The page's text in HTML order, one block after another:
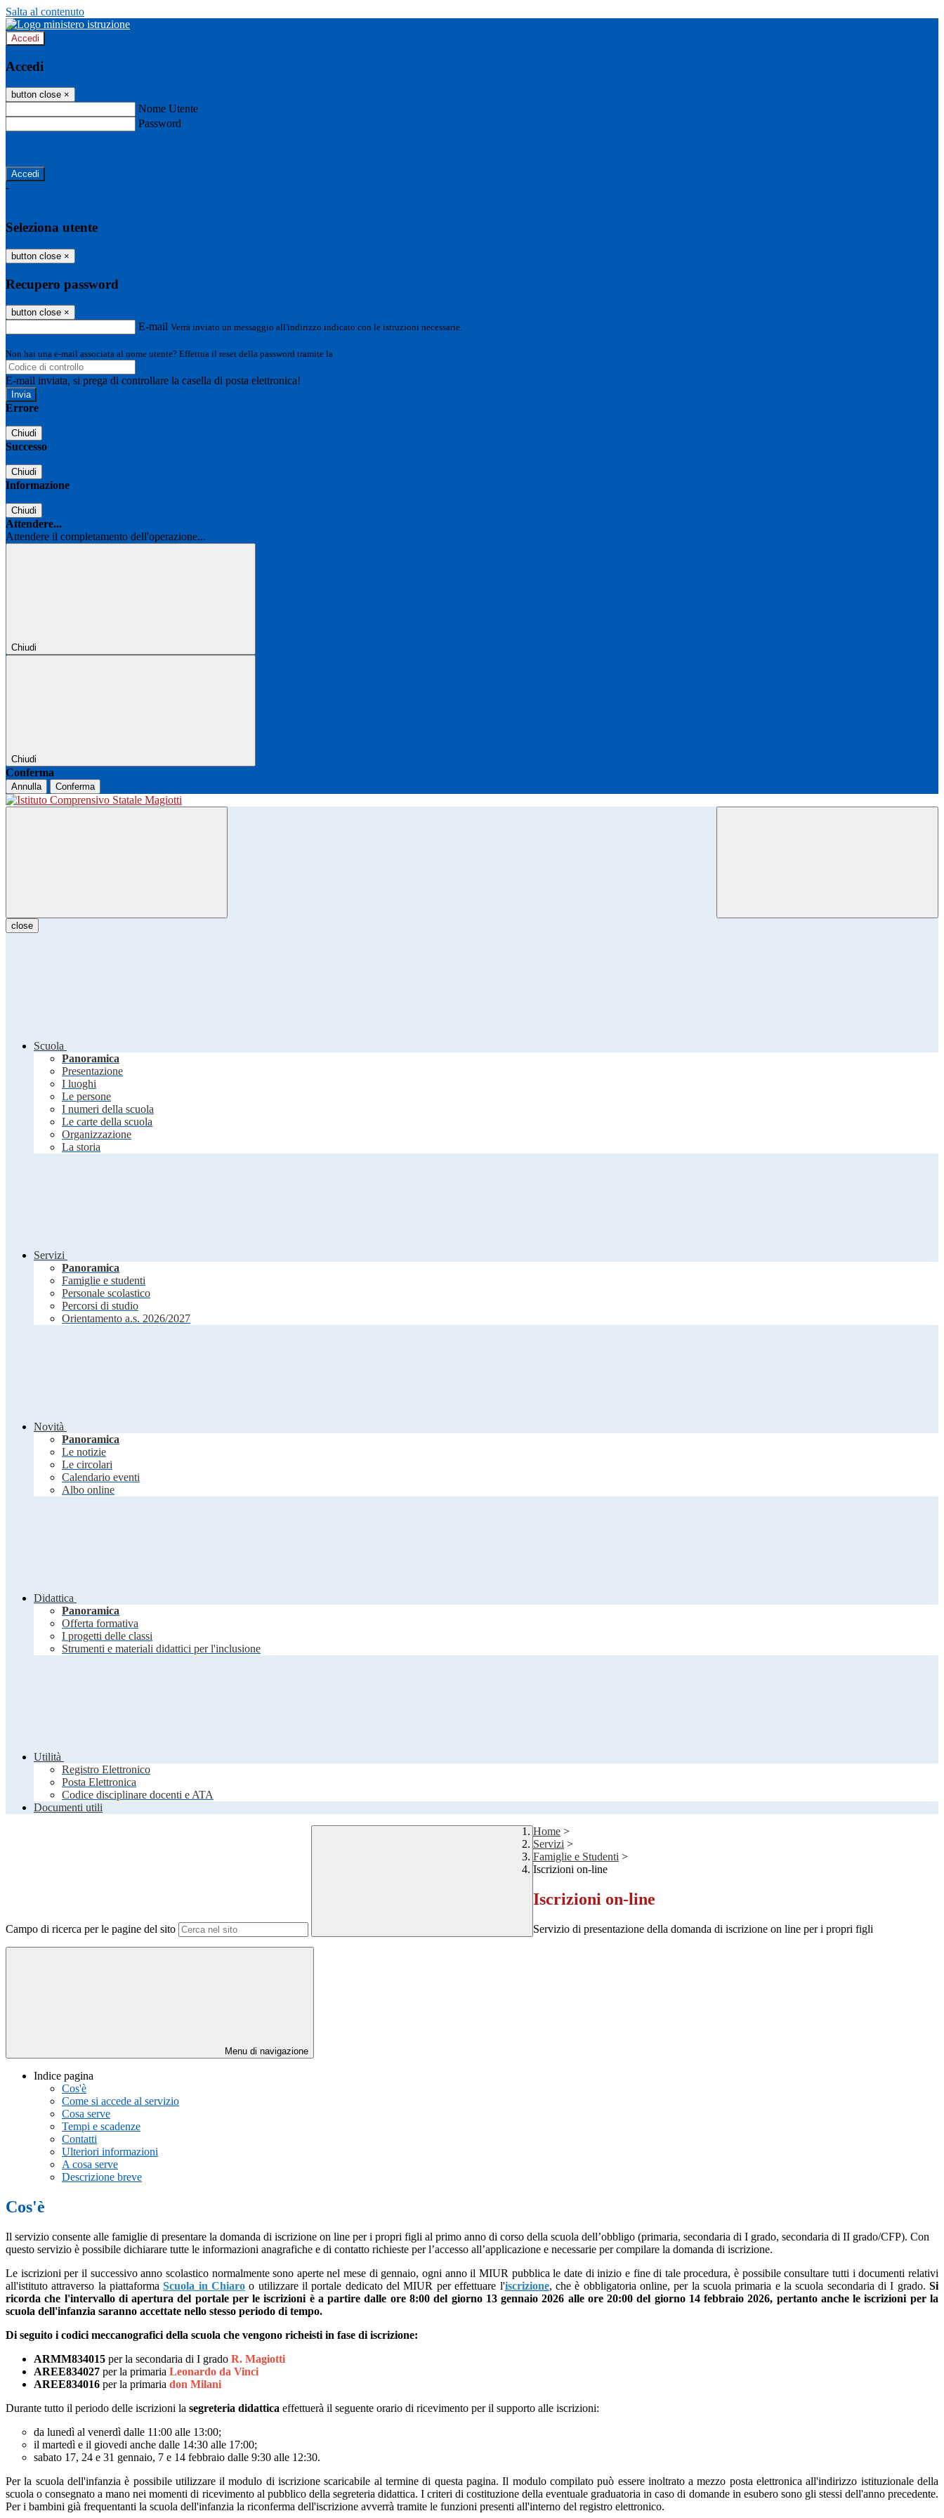
Salta al contenuto
Accedi
Accedi
button close ×
Nome Utente
Password
-
Seleziona utente
button close ×
Recupero password
button close ×
E-mail Verrà inviato un messaggio all'indirizzo indicato con le istruzioni necessarie.
Non hai una e-mail associata al nome utente? Effettua il reset della password tramite la
E-mail inviata, si prega di controllare la casella di posta elettronica!
Errore
Chiudi
Successo
Chiudi
Informazione
Chiudi
Attendere...
Attendere il completamento dell'operazione...
Chiudi
Chiudi
Conferma
Annulla Conferma
close
Scuola
Panoramica
Presentazione
I luoghi
Le persone
I numeri della scuola
Le carte della scuola
Organizzazione
La storia
Servizi
Panoramica
Famiglie e studenti
Personale scolastico
Percorsi di studio
Orientamento a.s. 2026/2027
Novità
Panoramica
Le notizie
Le circolari
Calendario eventi
Albo online
Didattica
Panoramica
Offerta formativa
I progetti delle classi
Strumenti e materiali didattici per l'inclusione
Utilità
Registro Elettronico
Posta Elettronica
Codice disciplinare docenti e ATA
Documenti utili
Campo di ricerca per le pagine del sito
Home >
Servizi >
Famiglie e Studenti >
Iscrizioni on-line
Iscrizioni on-line
Servizio di presentazione della domanda di iscrizione on line per i propri figli
Menu di navigazione
Indice pagina
Cos'è
Come si accede al servizio
Cosa serve
Tempi e scadenze
Contatti
Ulteriori informazioni
A cosa serve
Descrizione breve
Cos'è
Il servizio consente alle famiglie di presentare la domanda di iscrizione on line per i propri figli al primo anno di corso della scuola dell’obbligo (primaria, secondaria di I grado, secondaria di II grado/CFP). Con
questo servizio è possibile dichiarare tutte le informazioni anagrafiche e di contatto richieste per l’accesso all’applicazione e necessarie per compilare la domanda di iscrizione.
Le iscrizioni per il successivo anno scolastico normalmente sono aperte nel mese di gennaio, ogni anno il MIUR pubblica le date di inizio e fine di tale procedura, è possibile consultare tutti i documenti relativi
all'istituto attraverso la piattaformaScuola in Chiaro o utilizzare il portale dedicato del MIUR per effettuare l'iscrizione, che è obbligatoria online, per la scuola primaria e la scuola secondaria di I grado. Si
ricorda che l'intervallo di apertura del portale per le iscrizioni è a partire dalle ore 8:00 del giorno 13 gennaio 2026 alle ore 20:00 del giorno 14 febbraio 2026, pertanto anche le iscrizioni per la
scuola dell'infanzia saranno accettate nello stesso periodo di tempo.
Di seguito i codici meccanografici della scuola che vengono richeisti in fase di iscrizione:
ARMM834015 per la secondaria di I grado R. Magiotti
AREE834027 per la primaria Leonardo da Vinci
AREE834016 per la primaria don Milani
Durante tutto il periodo delle iscrizioni la segreteria didattica effettuerà il seguente orario di ricevimento per il supporto alle iscrizioni:
da lunedì al venerdì dalle 11:00 alle 13:00;
il martedì e il giovedi anche dalle 14:30 alle 17:00;
sabato 17, 24 e 31 gennaio, 7 e 14 febbraio dalle 9:30 alle 12:30.
Per la scuola dell'infanzia è possibile utilizzare il modulo di iscrizione scaricabile al termine di questa pagina. Il modulo compilato può essere inoltrato a mezzo posta elettronica all'indirizzo istituzionale della
scuola o consegnato a mano nei momenti di ricevimento al pubblico della segreteria didattica. I criteri di costituzione della eventuale graduatoria in caso di domande in esubero sono gli stessi dell'anno precedente.
Per i bambini già frequentanti la scuola dell'infanzia la riconferma dell'iscrizione avverrà tramite le funzioni presenti all'interno del registro elettronico.